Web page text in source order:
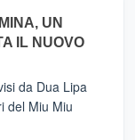
UN
IL NUOVO
da Dua Lipa
del Miu Miu